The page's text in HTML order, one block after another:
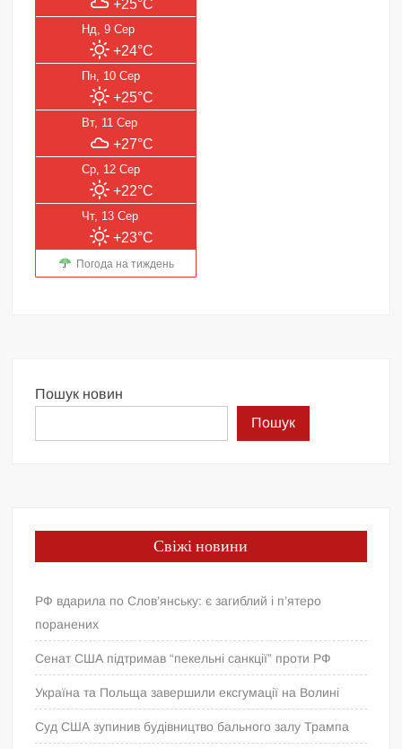
+25°C
Нд, 9 Сер
+24°C
Пн, 10 Сер
+25°C
Вт, 11 Сер
+27°C
Ср, 12 Сер
+22°C
Чт, 13 Сер
+23°C
Погода на тиждень
Пошук новин
Пошук
Свіжі новини
РФ вдарила по Слов’янську: є загиблий і п’ятеро
поранених
Сенат США підтримав “пекельні санкції” проти РФ
Україна та Польща завершили ексгумації на Волині
Суд США зупинив будівництво бального залу Трампа